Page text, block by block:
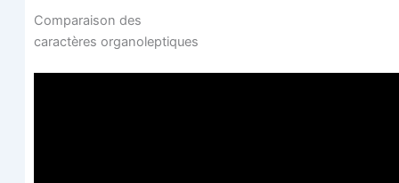
Com­pa­rai­son des
carac­tères organoleptiques